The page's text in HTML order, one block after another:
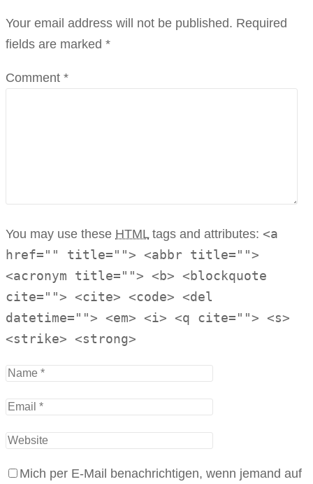
Your email address will not be published. Required
fields are marked *
Comment *
You may use these HTMLtags and attributes: <a
href="" title=""> <abbr title="">
<acronym title=""> <b> <blockquote
cite=""> <cite> <code> <del
datetime=""> <em> <i> <q cite=""> <s>
<strike> <strong>
Mich per E-Mail benachrichtigen, wenn jemand auf